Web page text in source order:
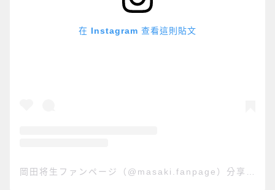
在 Instagram 查看這則貼文
岡田将生ファンページ（@masaki.fanpage）分享的貼文